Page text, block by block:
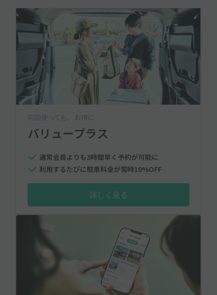
何回使っても、お得に
バリュープラス
通常会員よりも3時間早く予約が可能に
利用するたびに駐車料金が常時10%OFF
詳しく見る